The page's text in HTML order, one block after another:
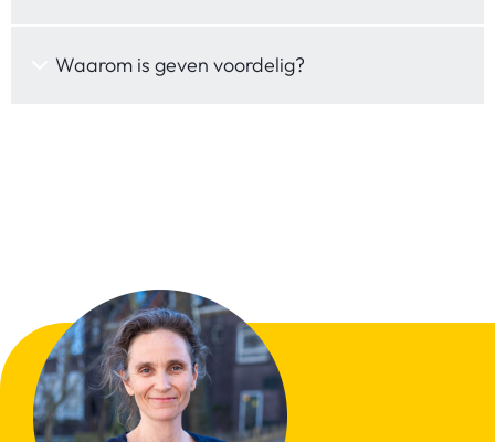
Waarom is geven voordelig?